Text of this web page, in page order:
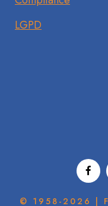
LGPD
© 1958-2026 |